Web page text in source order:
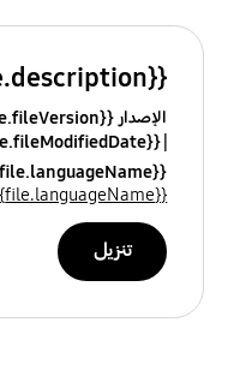
{{file.description}}
الإصدار {{file.fileVersion}}
{{file.fileModifiedDate}}
{{file.languageName}}
{{file.languageName}}
تنزيل